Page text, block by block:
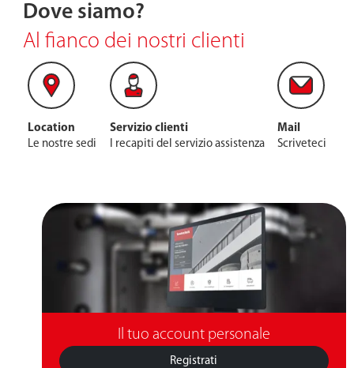
Dove siamo?
Al fianco dei nostri clienti
Location
Le nostre sedi
Servizio clienti
I recapiti del servizio assistenza
Mail
Scriveteci
Il tuo account personale
Registrati